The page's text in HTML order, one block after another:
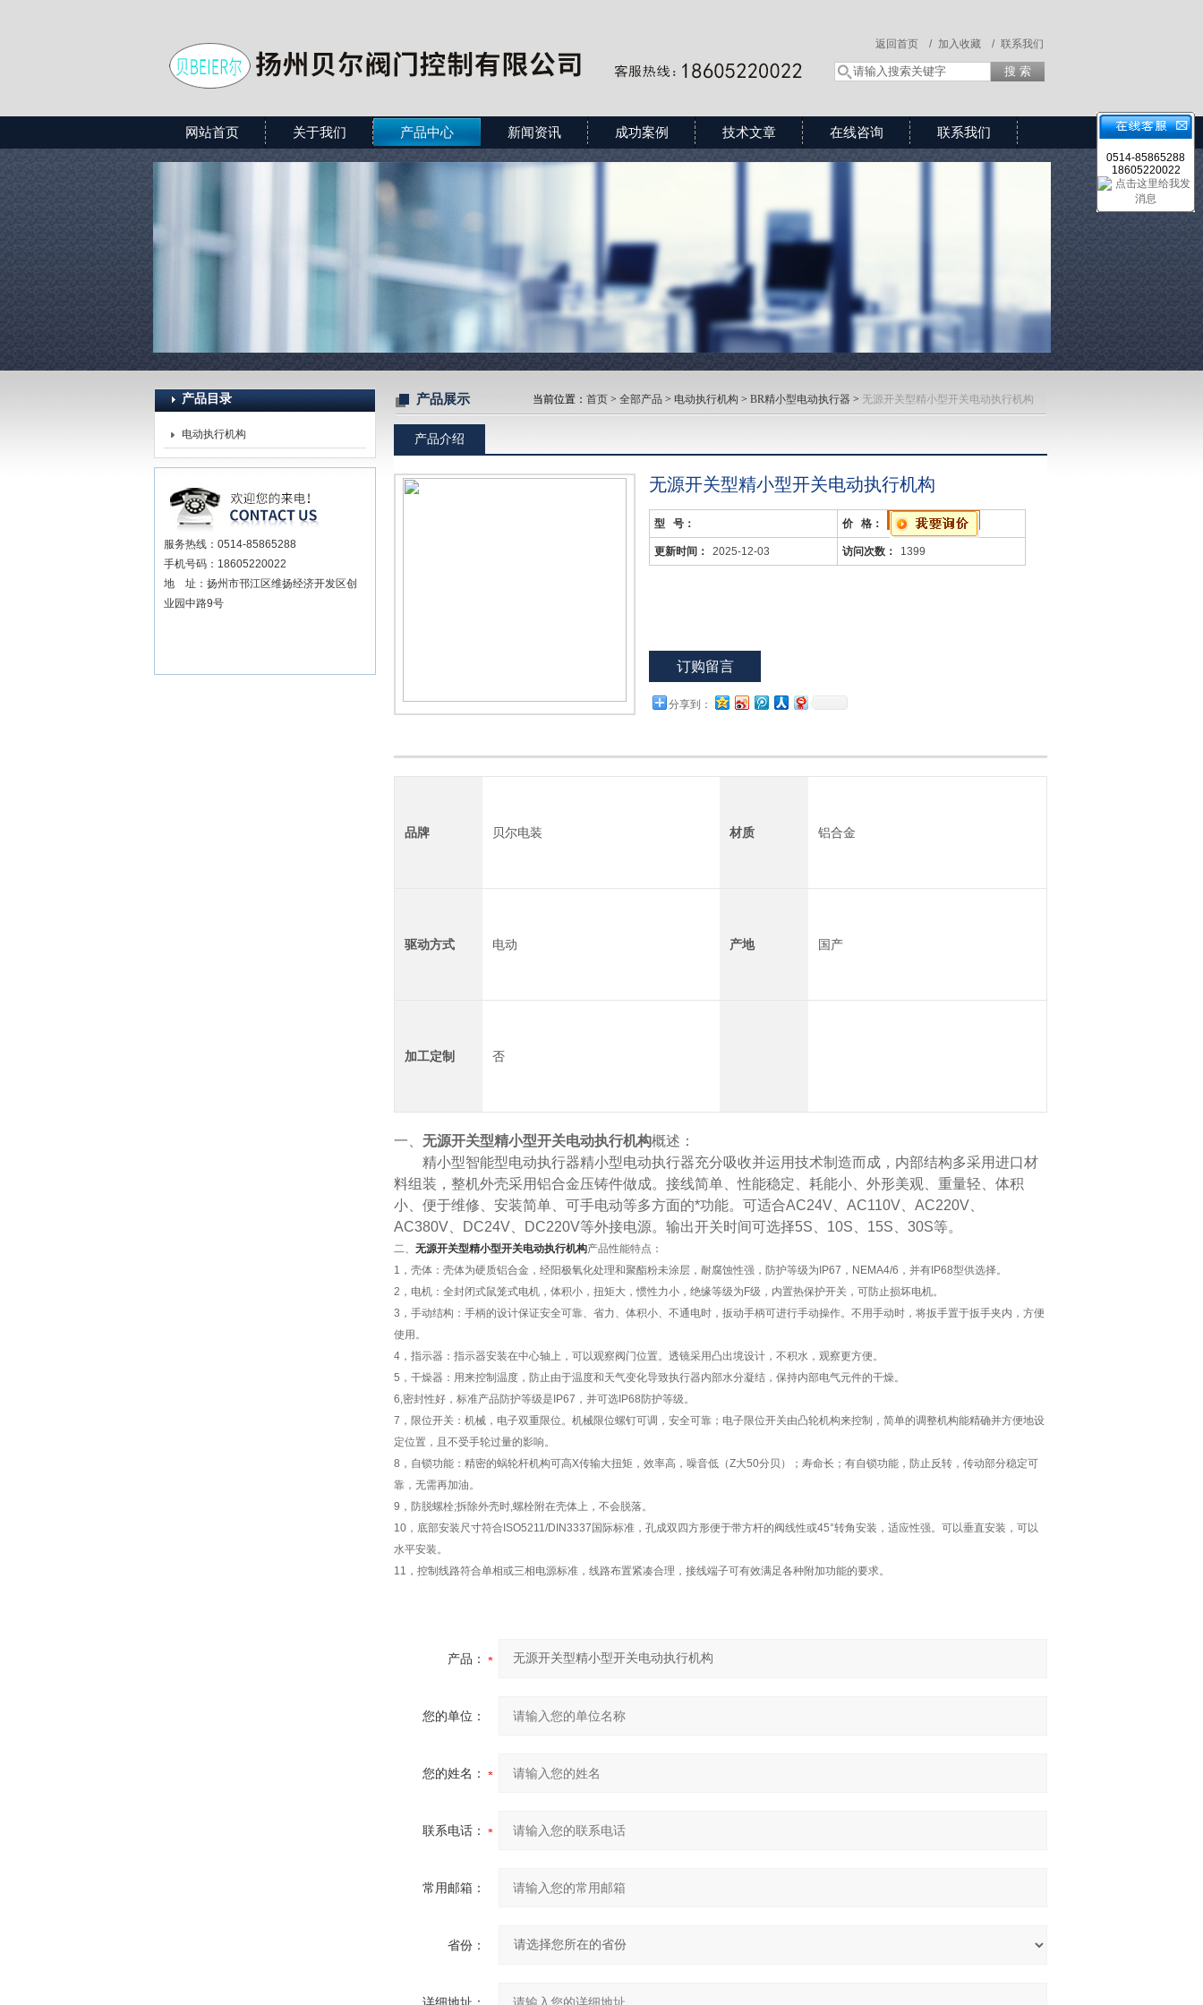
扬州贝尔阀门控制有限公司
联系我们
加入收藏 /
返回首页 /
网站首页 关于我们 产品中心 新闻资讯 成功案例 技术文章 在线咨询 联系我们
产品目录
电动执行机构
服务热线：0514-85865288
手机号码：18605220022
地 址：扬州市邗江区维扬经济开发区创
业园中路9号
产品展示 当前位置： 首页 > 全部产品 > 电动执行机构 > BR精小型电动执行器 > 无源开关型精小型开关电动执行机构
产品介绍
无源开关型精小型开关电动执行机构
型 号： 价 格：
更新时间： 2025-12-03 访问次数： 1399
订购留言
分享到：
品牌 贝尔电装 材质 铝合金
驱动方式 电动 产地 国产
加工定制 否
一、 无源开关型精小型开关电动执行机构概述：
精小型智能型电动执行器精小型电动执行器充分吸收并运用技术制造而成，内部结构多采用进口材
料组装，整机外壳采用铝合金压铸件做成。接线简单、性能稳定、耗能小、外形美观、重量轻、体积
小、便于维修、安装简单、可手电动等多方面的*功能。可适合AC24V、AC110V、AC220V、
AC380V、DC24V、DC220V等外接电源。输出开关时间可选择5S、10S、15S、30S等。
二、 无源开关型精小型开关电动执行机构产品性能特点：
1，壳体：壳体为硬质铝合金，经阳极氧化处理和聚酯粉未涂层，耐腐蚀性强，防护等级为IP67，NEMA4/6，并有IP68型供选择。
2，电机：全封闭式鼠笼式电机，体积小，扭矩大，惯性力小，绝缘等级为F级，内置热保护开关，可防止损坏电机。
3，手动结构：手柄的设计保证安全可靠、省力、体积小、不通电时，扳动手柄可进行手动操作。不用手动时，将扳手置于扳手夹内，方便
使用。
4，指示器：指示器安装在中心轴上，可以观察阀门位置。透镜采用凸出境设计，不积水，观察更方便。
5，干燥器：用来控制温度，防止由于温度和天气变化导致执行器内部水分凝结，保持内部电气元件的干燥。
6,密封性好，标准产品防护等级是IP67，并可选IP68防护等级。
7，限位开关：机械，电子双重限位。机械限位螺钉可调，安全可靠；电子限位开关由凸轮机构来控制，简单的调整机构能精确并方便地设
定位置，且不受手轮过量的影响。
8，自锁功能：精密的蜗轮杆机构可高X传输大扭矩，效率高，噪音低（Z大50分贝）；寿命长；有自锁功能，防止反转，传动部分稳定可
靠，无需再加油。
9，防脱螺栓;拆除外壳时,螺栓附在壳体上，不会脱落。
10，底部安装尺寸符合ISO5211/DIN3337国际标准，孔成双四方形便于带方杆的阀线性或45°转角安装，适应性强。可以垂直安装，可以
水平安装。
11，控制线路符合单相或三相电源标准，线路布置紧凑合理，接线端子可有效满足各种附加功能的要求。
产品：
您的单位：
您的姓名：
联系电话：
常用邮箱：
省份：
0514-85865288
18605220022